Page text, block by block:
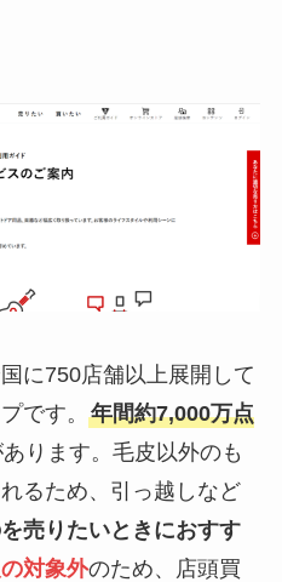
に750店舗以上展開して
です。 年間約7,000万点
ります。毛皮以外のも
るため、引っ越しなど
売りたいときにおすす
対象外のため、店頭買